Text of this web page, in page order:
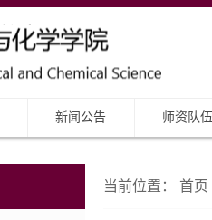
新闻公告 师资队伍
当前位置： 首页